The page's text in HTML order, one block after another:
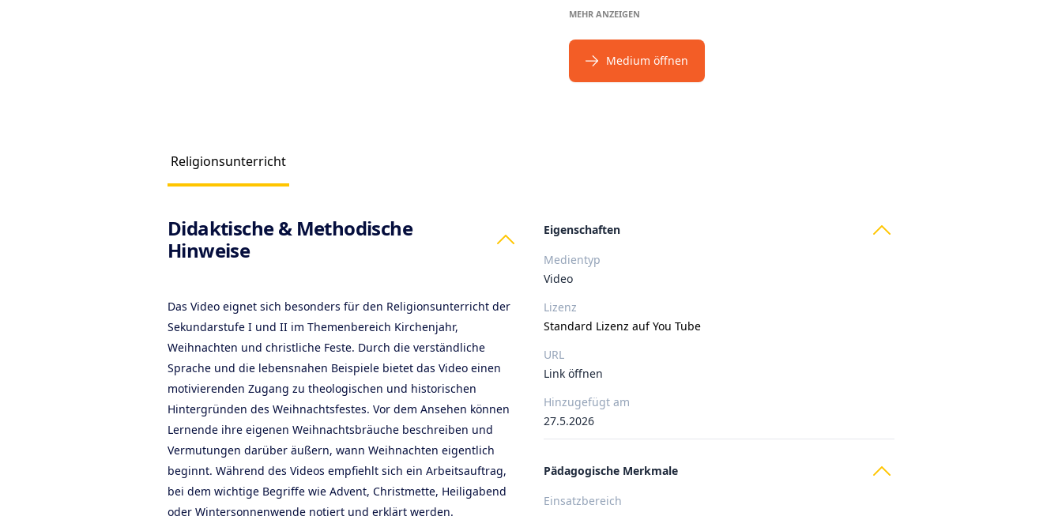
MEHR ANZEIGEN
Medium öffnen
Religionsunterricht
Products
Didaktische & Methodische
Hinweise
Das Video eignet sich besonders für den Religionsunterricht der
Sekundarstufe I und II im Themenbereich Kirchenjahr,
Weihnachten und christliche Feste. Durch die verständliche
Sprache und die lebensnahen Beispiele bietet das Video einen
motivierenden Zugang zu theologischen und historischen
Hintergründen des Weihnachtsfestes. Vor dem Ansehen können
Lernende ihre eigenen Weihnachtsbräuche beschreiben und
Vermutungen darüber äußern, wann Weihnachten eigentlich
beginnt. Während des Videos empfiehlt sich ein Arbeitsauftrag,
bei dem wichtige Begriffe wie Advent, Christmette, Heiligabend
oder Wintersonnenwende notiert und erklärt werden.
Eigenschaften
Medientyp
Video
Lizenz
Standard Lizenz auf You Tube
URL
Link öffnen
Hinzugefügt am
27.5.2026
Pädagogische Merkmale
Einsatzbereich